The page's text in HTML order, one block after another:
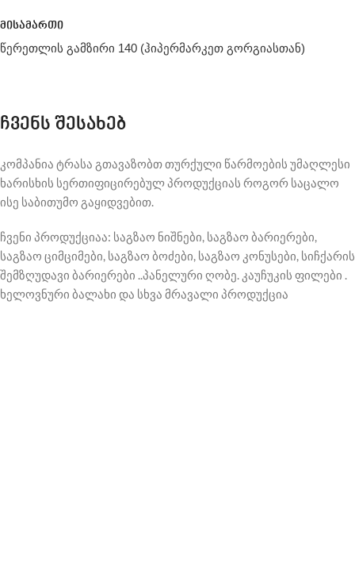
მისამართი
წერეთლის გამზირი 140 (ჰიპერმარკეთ გორგიასთან)
ჩვენს შესახებ
კომპანია ტრასა გთავაზობთ თურქული წარმოების უმაღლესი
ხარისხის სერთიფიცირებულ პროდუქციას როგორ საცალო
ისე საბითუმო გაყიდვებით.
ჩვენი პროდუქციაა: საგზაო ნიშნები, საგზაო ბარიერები,
საგზაო ციმციმები, საგზაო ბოძები, საგზაო კონუსები, სიჩქარის
შემზღუდავი ბარიერები ..პანელური ღობე. კაუჩუკის ფილები .
ხელოვნური ბალახი და სხვა მრავალი პროდუქცია